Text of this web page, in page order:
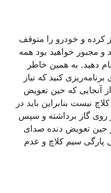
کرده و خودرو را متوقف
مجبور خواهید بود همه
دهید. به همین خاطر
کنید که نیاز
آنجایی که حین تعویض
نیست بنابراین باید در
روی گاز برداشته و سپس
حین تعویض دنده صدای
پارگی سیم کلاچ و عدم